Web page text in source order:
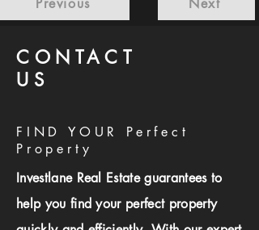
CONTACT
US
FIND YOUR Perfect
Property
Investlane Real Estate guarantees to
help you find your perfect property